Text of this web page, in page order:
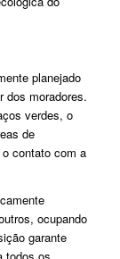
planejado
dos moradores.
verdes, o
de
contato com a
ocupando
garante